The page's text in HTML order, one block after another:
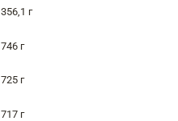
356,1 г
746 г
725 г
717 г